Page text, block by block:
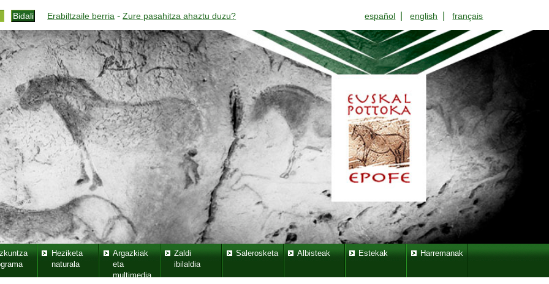
Erabiltzaile berria -Zure pasahitza ahaztu duzu? español |english |français
Heziketa
naturala
Argazkiak
eta
multimedia
Zaldi
ibilaldia
Salerosketa Albisteak Estekak Harremanak